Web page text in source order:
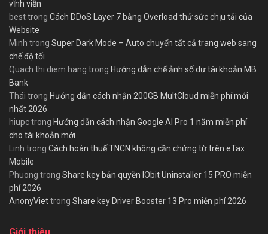
vĩnh viễn
besttrong Cách DDoS Layer 7 bằng Overload thử sức chịu tải của
Website
Minh trong Super Dark Mode – Auto chuyển tất cả trang web sang
chế độ tối
Quach thi diem hang trong Hướng dẫn chế ảnh số dư tài khoản MB
Bank
Thái trong Hướng dẫn cách nhận 200GB MultCloud miễn phí mới
nhất 2026
hiupctrong Hướng dẫn cách nhận Google AI Pro 1 năm miễn phí
cho tài khoản mới
Linh trong Cách hoàn thuế TNCN không cần chứng từ trên eTax
Mobile
Phuong trong Share key bản quyền IObit Uninstaller 15 PRO miễn
phí 2026
AnonyViettrong Share key Driver Booster 13 Pro miễn phí 2026